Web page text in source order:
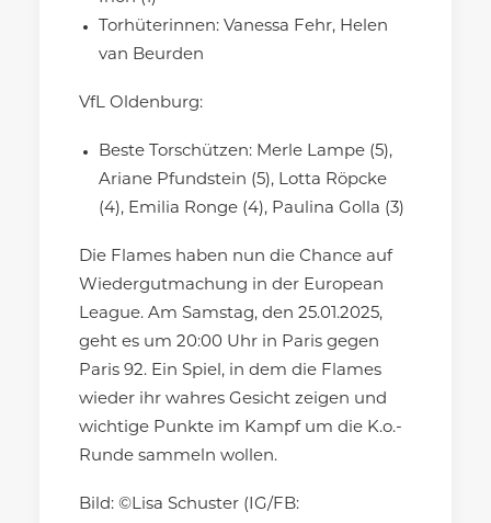
Torhüterinnen: Vanessa Fehr, Helen
van Beurden
VfL Oldenburg:
Beste Torschützen: Merle Lampe (5),
Ariane Pfundstein (5), Lotta Röpcke
(4), Emilia Ronge (4), Paulina Golla (3)
Die Flames haben nun die Chance auf
Wiedergutmachung in der European
League. Am Samstag, den 25.01.2025,
geht es um 20:00 Uhr in Paris gegen
Paris 92. Ein Spiel, in dem die Flames
wieder ihr wahres Gesicht zeigen und
wichtige Punkte im Kampf um die K.o.-
Runde sammeln wollen.
Bild: ©Lisa Schuster (IG/FB: